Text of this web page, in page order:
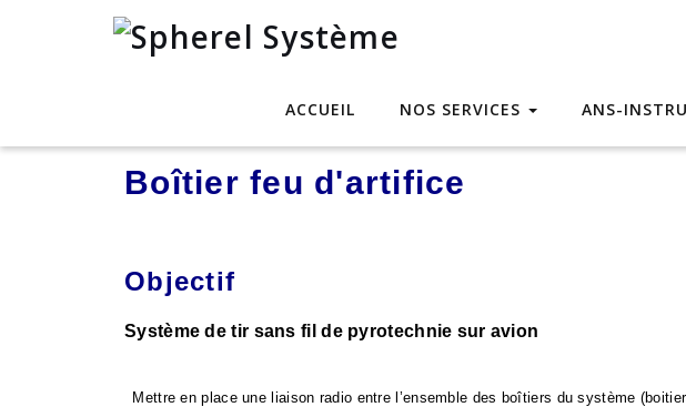
ACCUEIL NOS SERVICES ANS-
Boîtier feu d'artifice
Objectif
Système de tir sans fil de pyrotechnie sur avion
Mettre en place une liaison radio entre l’ensemble des boîtiers du système